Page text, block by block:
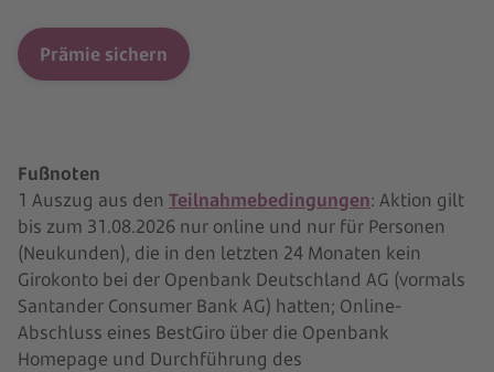
Prämie sichern
Fußnoten
1 Auszug aus den Teilnahmebedingungen: Aktion gilt
bis zum 31.08.2026 nur online und nur für Personen
(Neukunden), die in den letzten 24 Monaten kein
Girokonto bei der Openbank Deutschland AG (vormals
Santander Consumer Bank AG) hatten; Online-
Abschluss eines BestGiro über die Openbank
Homepage und Durchführung des